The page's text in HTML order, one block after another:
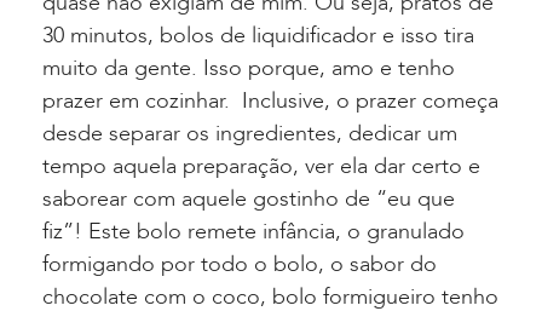
30 minutos, bolos de liquidificador e isso tira
muito da gente. Isso porque, amo e tenho
prazer em cozinhar. Inclusive, o prazer começa
desde separar os ingredientes, dedicar um
tempo aquela preparação, ver ela dar certo e
saborear com aquele gostinho de “eu que
fiz”! Este bolo remete infância, o granulado
formigando por todo o bolo, o sabor do
chocolate com o coco, bolo formigueiro tenho